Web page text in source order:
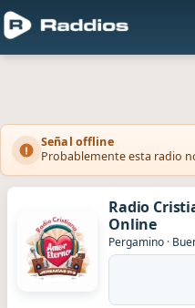
Señal offline
Probablemente esta radio
Radio
Online
Pergamino ·